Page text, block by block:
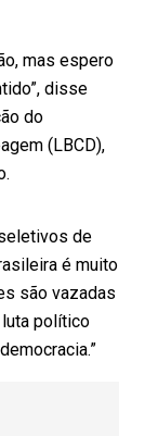
mas espero
disse
do
(LBCD),
de
é muito
são vazadas
político